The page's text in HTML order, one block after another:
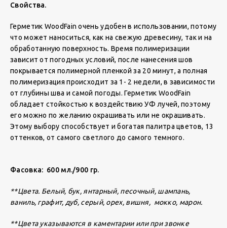
Свойства.
Герметик WoodFain очень удобен в использовании, потому
что может наноситься, как на свежую древесину, так и на
обработанную поверхность. Время полимеризации
зависит от погодных условий, после нанесения шов
покрывается полимерной пленкой за 20 минут, а полная
полимеризация происходит за 1- 2 недели, в зависимости
от глубины шва и самой погоды. Герметик WoodFain
обладает стойкостью к воздействию УФ лучей, поэтому
его можно по желанию окрашивать или не окрашивать.
Этому выбору способствует и богатая палитра цветов, 13
оттенков, от самого светлого до самого темного.
Фасовка: 600 мл./900 гр.
**Цвета. Белый, бук, янтарный, песочный, шампань,
ваниль, графит, дуб, серый, орех, вишня, мокко, марон.
**Цвета указываются в каментарии или при звонке